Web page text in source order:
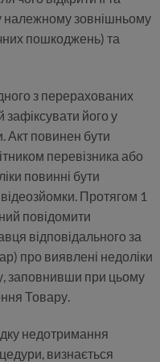
належному зовнішньому
пошкоджень) та
з перерахованих
зафіксувати його у
Акт повинен бути
перевізника або
повинні бути
Протягом 1
повідомити
відповідального за
про виявлені недоліки
заповнивши при цьому
Товару.
недотримання
визнається